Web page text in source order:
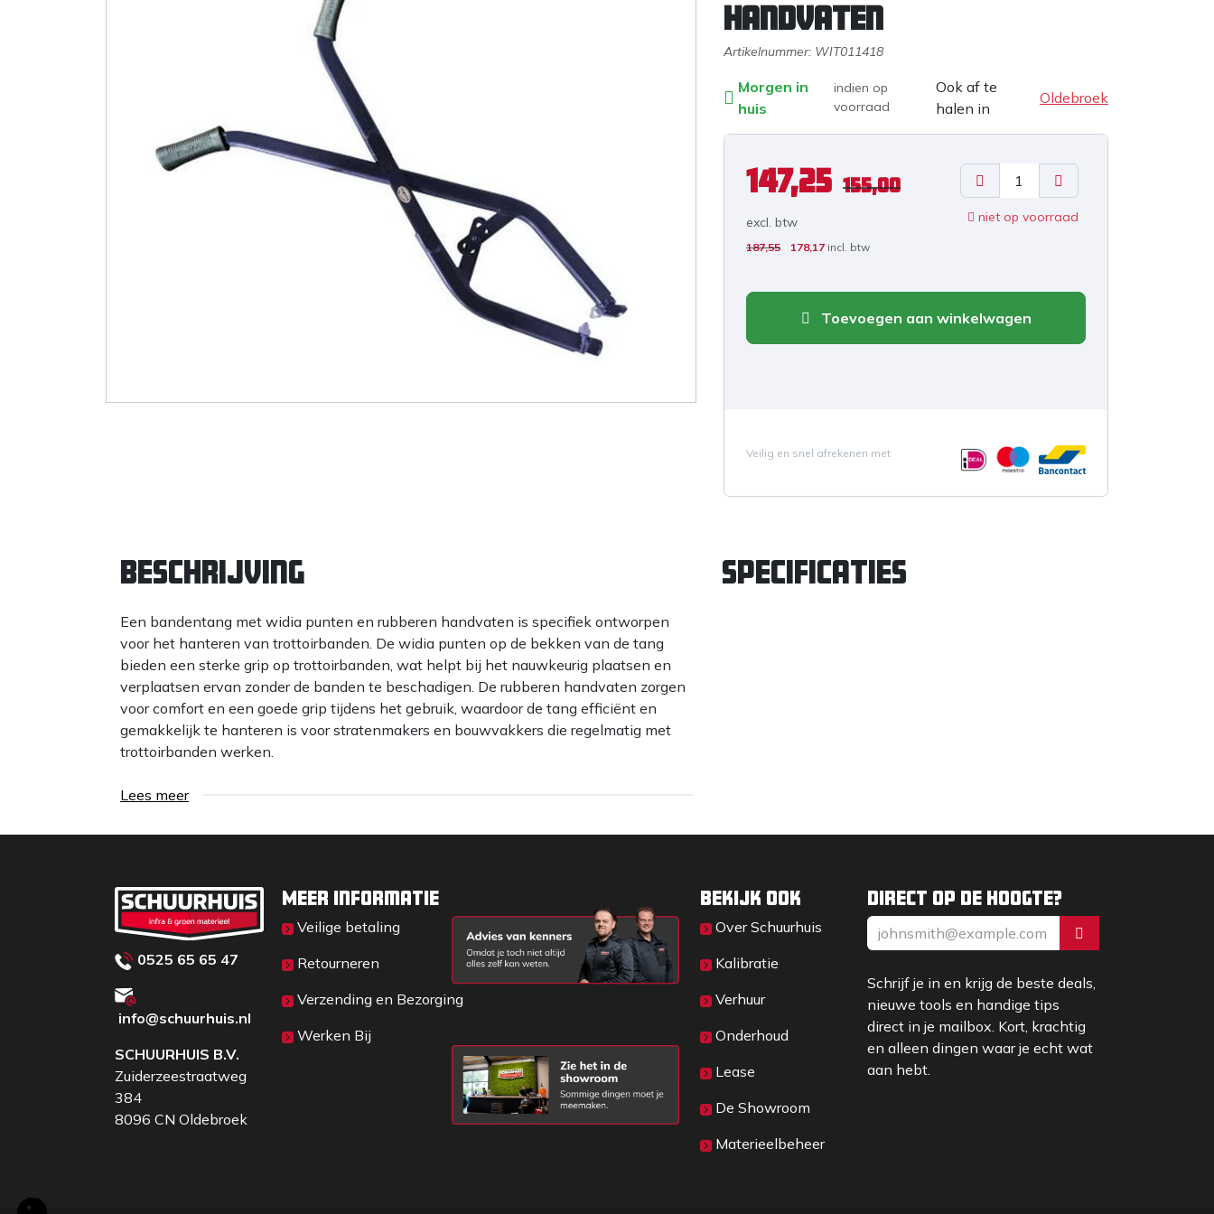
handvaten
Artikelnummer: WIT011418
Morgen in
huis
indien op
voorraad
Ook af te
halen in
Oldebroek
147,25 155,00
excl. btw
187,55 178,17 incl. btw
niet op voorraad
Toevoegen aan winkelwagen
Veilig en snel afrekenen met
Beschrijving
Een bandentang met widia punten en rubberen handvaten is specifiek ontworpen
voor het hanteren van trottoirbanden. De widia punten op de bekken van de tang
bieden een sterke grip op trottoirbanden, wat helpt bij het nauwkeurig plaatsen en
verplaatsen ervan zonder de banden te beschadigen. De rubberen handvaten zorgen
voor comfort en een goede grip tijdens het gebruik, waardoor de tang efficiënt en
gemakkelijk te hanteren is voor stratenmakers en bouwvakkers die regelmatig met
trottoirbanden werken.
Lees meer
Specificaties
Direct op de hoogte?
Schrijf je in en krijg de beste deals,
nieuwe tools en handige tips
direct in je mailbox. Kort, krachtig
en alleen dingen waar je echt wat
aan hebt.
Bekijk ook
Over Sc​huurhuis
Kalibratie
Verhuur
Onderhoud
Lease
De Showroom
Materieelbeheer
0525 65 65 47
info@schuurhuis.nl
SCHUURHUIS B.V.
Zuiderzeestraatweg
384
8096 CN Oldebroek
Meer informatie
Veilige betaling
Retourneren
Verzending en Bezorging
Werken Bij